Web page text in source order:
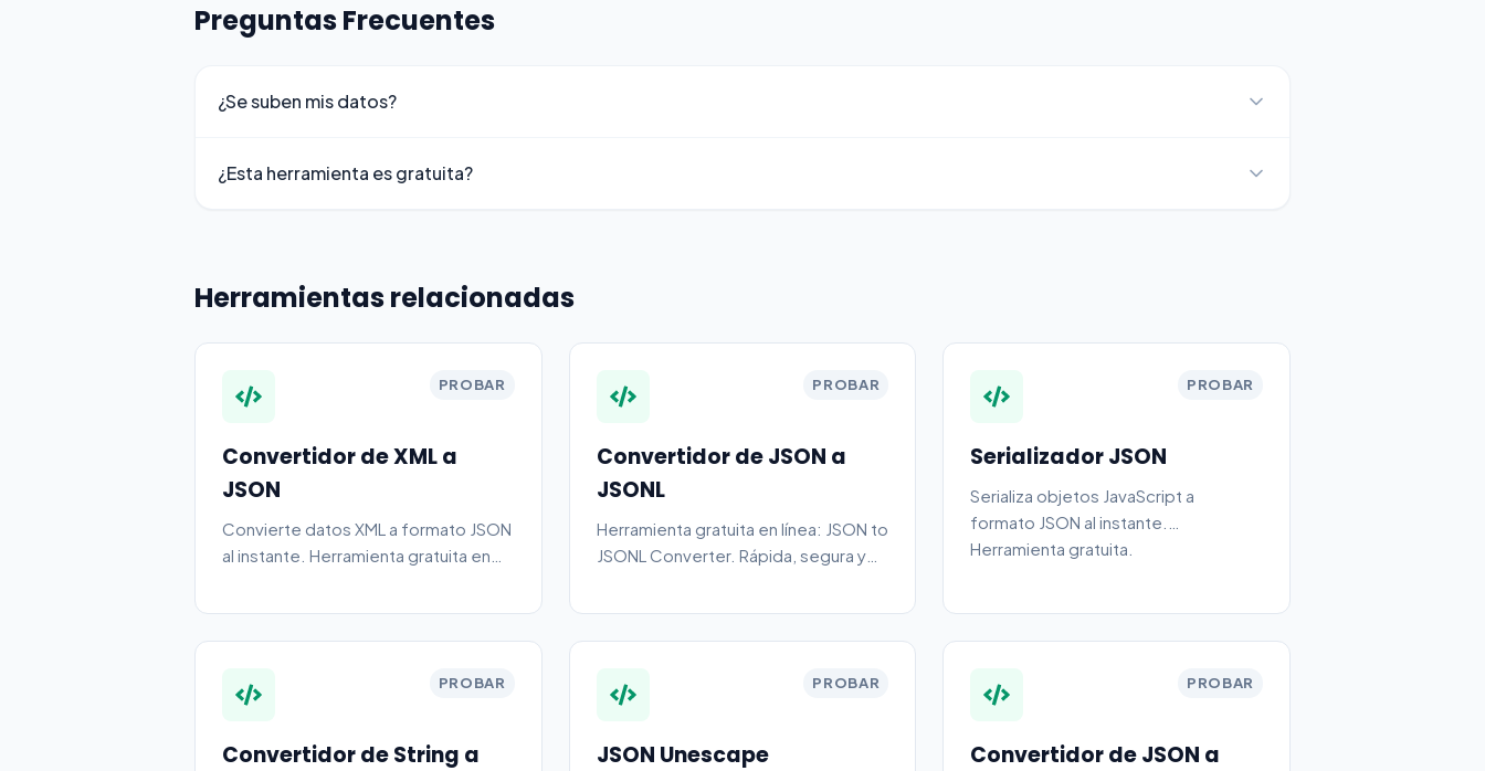
Preguntas Frecuentes
¿Se suben mis datos?
¿Esta herramienta es gratuita?
Herramientas relacionadas
PROBAR
Convertidor de XML a
JSON
Convierte datos XML a formato JSON
al instante. Herramienta gratuita en
PROBAR
Convertidor de JSON a
JSONL
Herramienta gratuita en línea: JSON to
JSONL Converter. Rápida, segura y
PROBAR
Serializador JSON
Serializa objetos JavaScript a
formato JSON al instante.
Herramienta gratuita.
PROBAR
Convertidor de String a
PROBAR
JSON Unescape
PROBAR
Convertidor de JSON a